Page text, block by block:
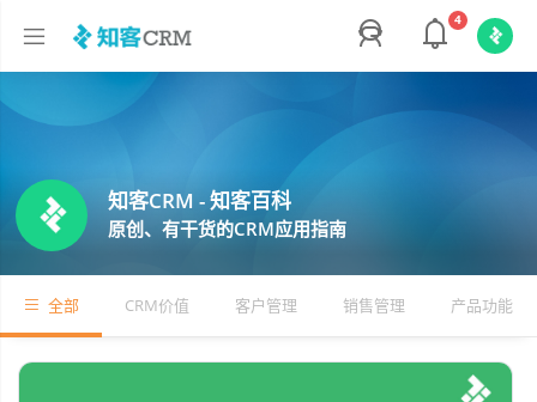
4
知客CRM - 知客百科
原创、有干货的CRM应用指南
全部 CRM价值 客户管理 销售管理 产品功能